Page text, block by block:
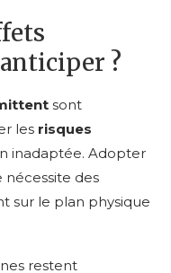
?
sont
les risques
inadaptée. Adopter
des
sur le plan physique
restent